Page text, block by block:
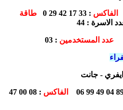
الفاكس : 33 17 42 29 0
طاقة
عدد المستخدمين : 03
الفاكس
: 08 00 47